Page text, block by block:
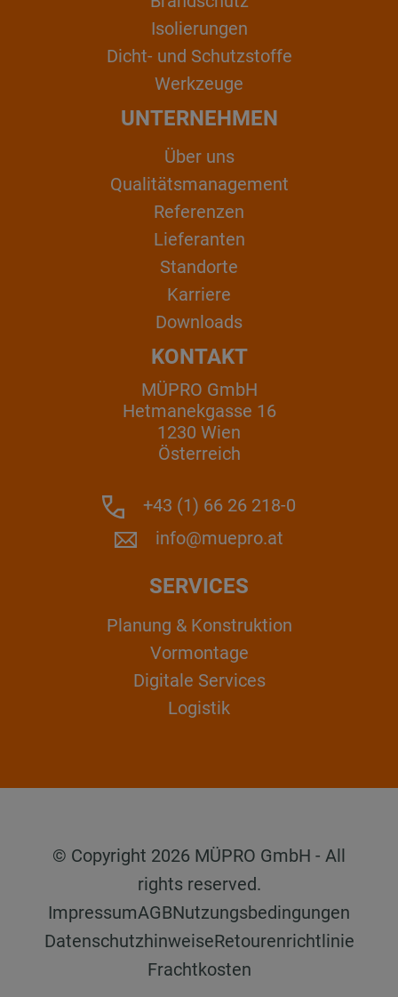
Isolierungen
Dicht- und Schutzstoffe
Werkzeuge
UNTERNEHMEN
Über uns
Qualitätsmanagement
Referenzen
Lieferanten
Standorte
Karriere
Downloads
KONTAKT
MÜPRO GmbH
Hetmanekgasse 16
1230 Wien
Österreich
+43 (1) 66 26 218-0
info@muepro.at
SERVICES
Planung & Konstruktion
Vormontage
Digitale Services
Logistik
© Copyright 2026 MÜPRO GmbH - All
rights reserved.
ImpressumAGBNutzungsbedingungen
DatenschutzhinweiseRetourenrichtlinie
Frachtkosten